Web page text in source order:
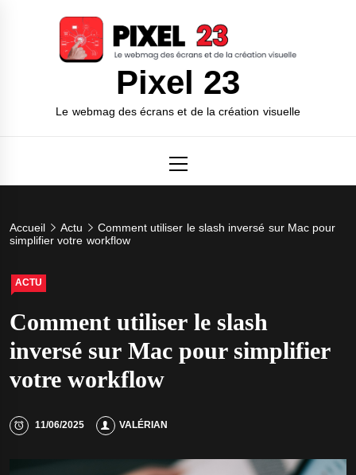
Pixel 23
Le webmag des écrans et de la création visuelle
Menu
Accueil Actu
Comment utiliser le slash inversé sur Mac pour
simplifier votre workflow
ACTU
Comment utiliser le slash
inversé sur Mac pour simplifier
votre workflow
11/06/2025 VALÉRIAN